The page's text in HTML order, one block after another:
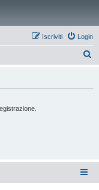
Login
Iscriviti